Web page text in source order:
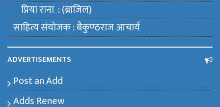
प्रिया राना : (ब्राजिल)
साहित्य संयाेजक : बैकुण्ठराज आचार्य
ADVERTISEMENTS
Post an Add
Adds Renew